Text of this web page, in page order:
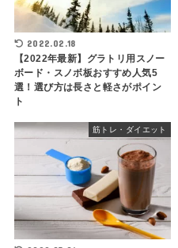
2022.02.18
【2022年最新】グラトリ用スノー
ボード・スノボ板おすすめ人気5
選！選び方は長さと軽さがポイン
ト
筋トレ・ダイエット